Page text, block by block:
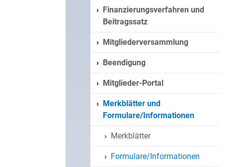
Finanzierungsverfahren und
Beitragssatz
Mitgliederversammlung
Beendigung
Mitglieder-Portal
Merkblätter und
Formulare/Informationen
Merkblätter
Formulare/Informationen